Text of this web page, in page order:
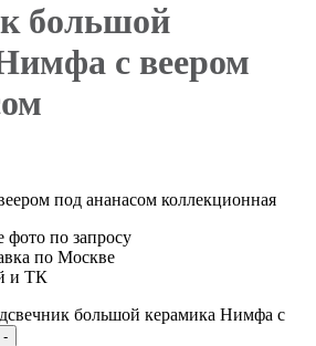
большой
с веером
под ананасом коллекционная
по запросу
по Москве
и ТК
большой керамика Нимфа с
-